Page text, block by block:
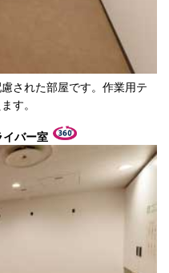
された部屋です。作業用テ
す。
イバー室